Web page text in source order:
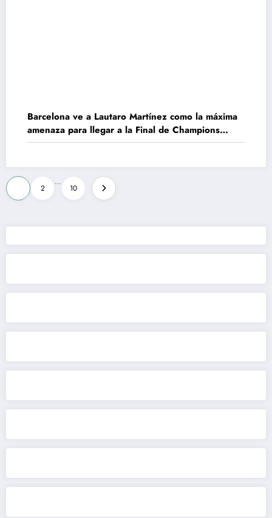
Barcelona ve a Lautaro Martínez como la máxima
amenaza para llegar a la Final de Champions
League
Paginación
de
entradas
2
…
10